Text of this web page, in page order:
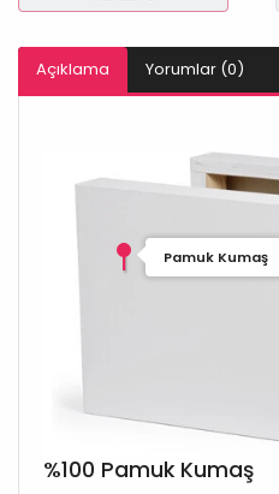
Açıklama Yorumlar (0)
Pamuk Kumaş
%100 Pamuk Kumaş